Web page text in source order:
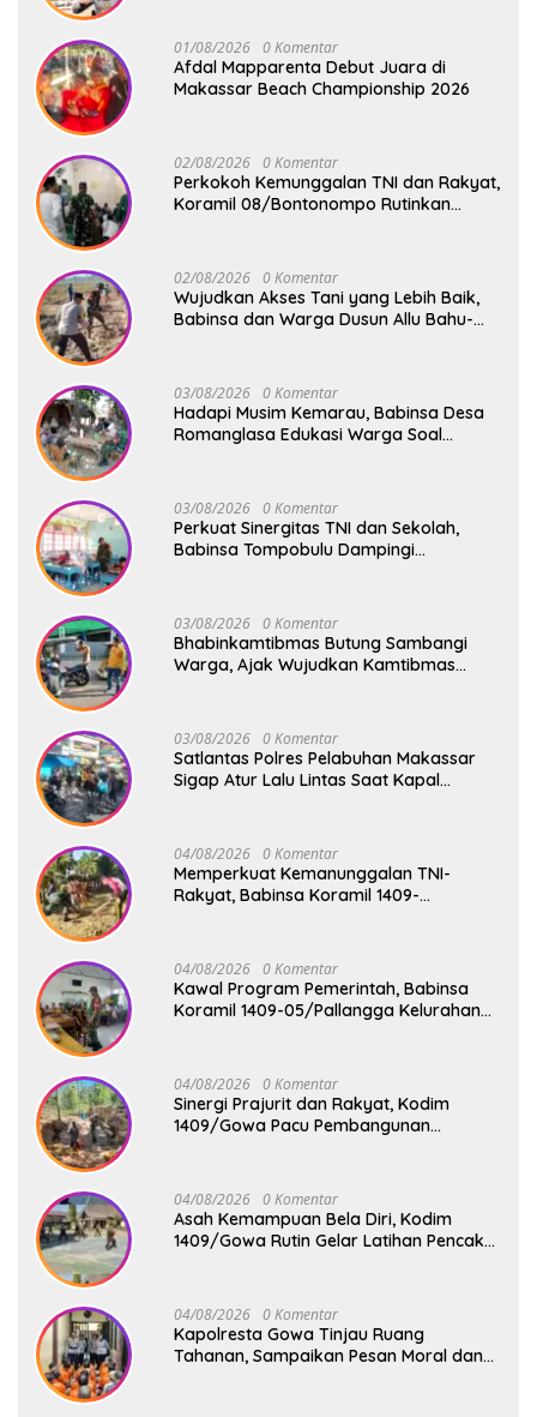
01/08/2026 0 Komentar
Afdal Mapparenta Debut Juara di
Makassar Beach Championship 2026
02/08/2026 0 Komentar
Perkokoh Kemunggalan TNI dan Rakyat,
Koramil 08/Bontonompo Rutinkan
02/08/2026 0 Komentar
Wujudkan Akses Tani yang Lebih Baik,
Babinsa dan Warga Dusun Allu Bahu-
03/08/2026 0 Komentar
Hadapi Musim Kemarau, Babinsa Desa
Romanglasa Edukasi Warga Soal
03/08/2026 0 Komentar
Perkuat Sinergitas TNI dan Sekolah,
Babinsa Tompobulu Dampingi
03/08/2026 0 Komentar
Bhabinkamtibmas Butung Sambangi
Warga, Ajak Wujudkan Kamtibmas
03/08/2026 0 Komentar
Satlantas Polres Pelabuhan Makassar
Sigap Atur Lalu Lintas Saat Kapal
04/08/2026 0 Komentar
Memperkuat Kemanunggalan TNI-
Rakyat, Babinsa Koramil 1409-
04/08/2026 0 Komentar
Kawal Program Pemerintah, Babinsa
Koramil 1409-05/Pallangga Kelurahan
04/08/2026 0 Komentar
Sinergi Prajurit dan Rakyat, Kodim
1409/Gowa Pacu Pembangunan
04/08/2026 0 Komentar
Asah Kemampuan Bela Diri, Kodim
1409/Gowa Rutin Gelar Latihan Pencak
04/08/2026 0 Komentar
Kapolresta Gowa Tinjau Ruang
Tahanan, Sampaikan Pesan Moral dan